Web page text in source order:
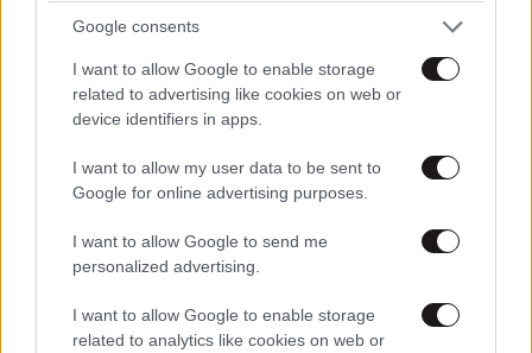
Google consents
I want to allow Google to enable storage
related to advertising like cookies on web or
device identifiers in apps.
I want to allow my user data to be sent to
Google for online advertising purposes.
I want to allow Google to send me
personalized advertising.
I want to allow Google to enable storage
related to analytics like cookies on web or